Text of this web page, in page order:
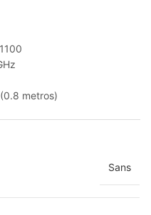
metros)
Sans